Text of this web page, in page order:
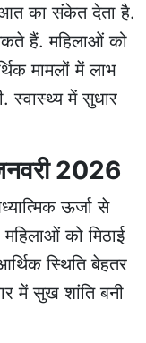
का संकेत देता है.
हैं. महिलाओं को
मामलों में लाभ
स्वास्थ्य में सुधार
2026
ऊर्जा से
महिलाओं को मिठाई
स्थिति बेहतर
में सुख शांति बनी